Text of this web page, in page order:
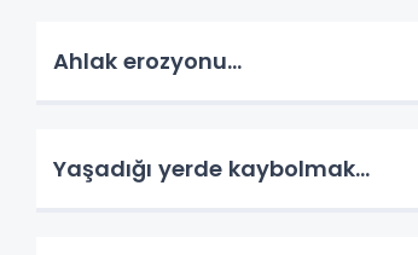
Ahlak erozyonu…
Yaşadığı yerde kaybolmak…